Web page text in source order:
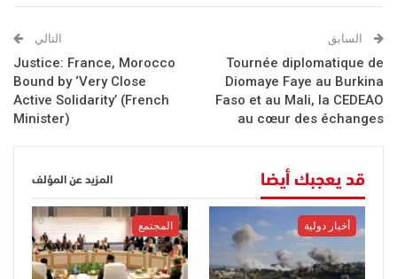
السابق
Tournée diplomatique de
Diomaye Faye au Burkina
Faso et au Mali, la CEDEAO
au cœur des échanges
التالي
Justice: France, Morocco
Bound by ‘Very Close
Active Solidarity’ (French
Minister)
قد يعجبك أيضا المزيد عن المؤلف
أخبار دولية المجتمع